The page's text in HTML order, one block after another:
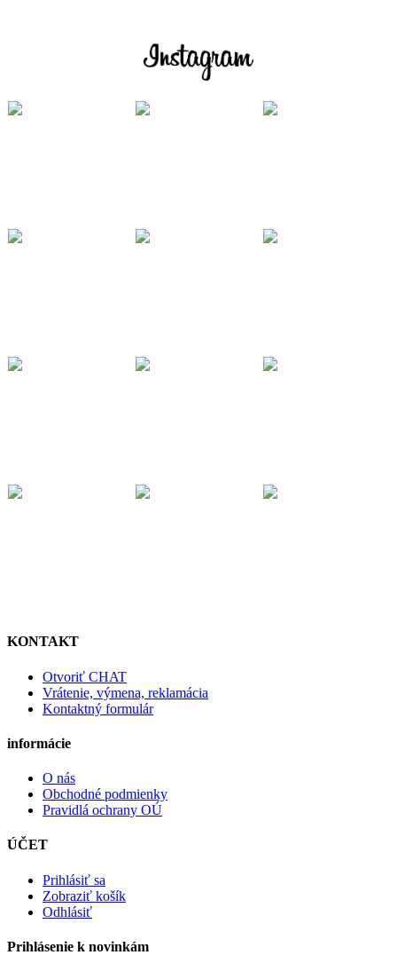
KONTAKT
Otvoriť CHAT
Vrátenie, výmena, reklamácia
Kontaktný formulár
informácie
O nás
Obchodné podmienky
Pravidlá ochrany OÚ
ÚČET
Prihlásiť sa
Zobraziť košík
Odhlásiť
Prihlásenie k novinkám